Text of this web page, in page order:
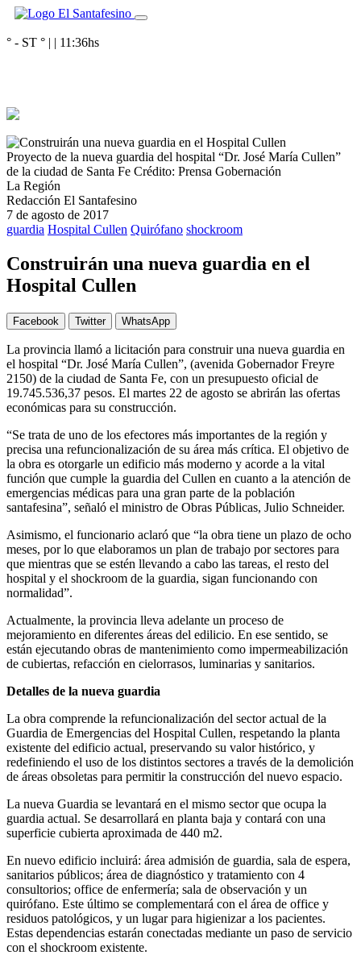
° - ST ° | | 11:36hs
Proyecto de la nueva guardia del hospital “Dr. José María Cullen”
de la ciudad de Santa Fe Crédito: Prensa Gobernación
La Región
Redacción El Santafesino
7 de agosto de 2017
guardia Hospital Cullen Quirófano shockroom
Construirán una nueva guardia en el
Hospital Cullen
Facebook Twitter WhatsApp
La provincia llamó a licitación para construir una nueva guardia en
el hospital “Dr. José María Cullen”, (avenida Gobernador Freyre
2150) de la ciudad de Santa Fe, con un presupuesto oficial de
19.745.536,37 pesos. El martes 22 de agosto se abrirán las ofertas
económicas para su construcción.
“Se trata de uno de los efectores más importantes de la región y
precisa una refuncionalización de su área más crítica. El objetivo de
la obra es otorgarle un edificio más moderno y acorde a la vital
función que cumple la guardia del Cullen en cuanto a la atención de
emergencias médicas para una gran parte de la población
santafesina”, señaló el ministro de Obras Públicas, Julio Schneider.
Asimismo, el funcionario aclaró que “la obra tiene un plazo de ocho
meses, por lo que elaboramos un plan de trabajo por sectores para
que mientras que se estén llevando a cabo las tareas, el resto del
hospital y el shockroom de la guardia, sigan funcionando con
normalidad”.
Actualmente, la provincia lleva adelante un proceso de
mejoramiento en diferentes áreas del edilicio. En ese sentido, se
están ejecutando obras de mantenimiento como impermeabilización
de cubiertas, refacción en cielorrasos, luminarias y sanitarios.
Detalles de la nueva guardia
La obra comprende la refuncionalización del sector actual de la
Guardia de Emergencias del Hospital Cullen, respetando la planta
existente del edificio actual, preservando su valor histórico, y
redefiniendo el uso de los distintos sectores a través de la demolición
de áreas obsoletas para permitir la construcción del nuevo espacio.
La nueva Guardia se levantará en el mismo sector que ocupa la
guardia actual. Se desarrollará en planta baja y contará con una
superficie cubierta aproximada de 440 m2.
En nuevo edificio incluirá: área admisión de guardia, sala de espera,
sanitarios públicos; área de diagnóstico y tratamiento con 4
consultorios; office de enfermería; sala de observación y un
quirófano. Este último se complementará con el área de office y
residuos patológicos, y un lugar para higienizar a los pacientes.
Estas dependencias estarán conectadas mediante un paso de servicio
con el shockroom existente.